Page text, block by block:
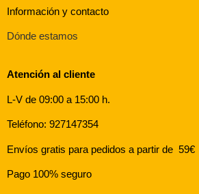
Información y contacto
Dónde estamos
Atención al cliente
L-V de 09:00 a 15:00 h.
Teléfono: 927147354
Envíos gratis para pedidos a partir de 59€
Pago 100% seguro